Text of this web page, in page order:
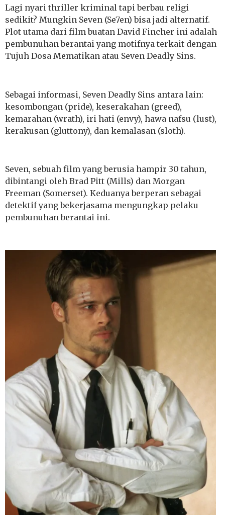
Lagi nyari thriller kriminal tapi berbau religi
sedikit? Mungkin Seven (Se7en) bisa jadi alternatif.
Plot utama dari film buatan David Fincher ini adalah
pembunuhan berantai yang motifnya terkait dengan
Tujuh Dosa Mematikan atau Seven Deadly Sins.
Sebagai informasi, Seven Deadly Sins antara lain:
kesombongan (pride), keserakahan (greed),
kemarahan (wrath), iri hati (envy), hawa nafsu (lust),
kerakusan (gluttony), dan kemalasan (sloth).
Seven, sebuah film yang berusia hampir 30 tahun,
dibintangi oleh Brad Pitt (Mills) dan Morgan
Freeman (Somerset). Keduanya berperan sebagai
detektif yang bekerjasama mengungkap pelaku
pembunuhan berantai ini.